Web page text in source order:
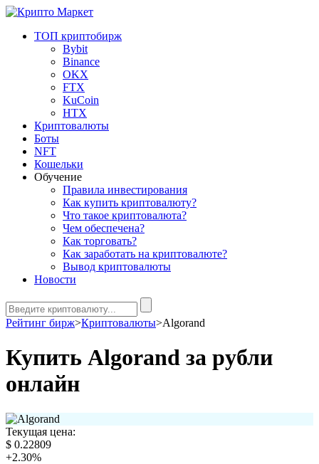
ТОП криптобирж
Bybit
Binance
OKX
FTX
KuCoin
HTX
Криптовалюты
Боты
NFT
Кошельки
Обучение
Правила инвестирования
Как купить криптовалюту?
Что такое криптовалюта?
Чем обеспечена?
Как торговать?
Как заработать на криптовалюте?
Вывод криптовалюты
Новости
Рейтинг бирж>Криптовалюты>Algorand
Купить Algorand за рубли
онлайн
Текущая цена:
$ 0.22809
+2.30%